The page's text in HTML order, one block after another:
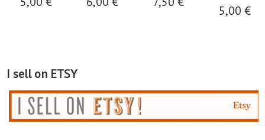
I sell on ETSY
5,00 €